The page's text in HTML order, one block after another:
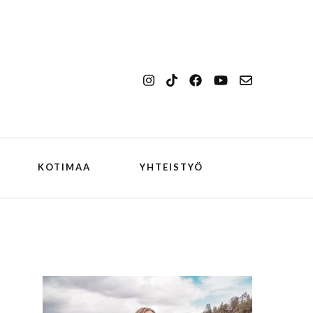
Kangerlussuaq
KOTIMAA
koiran kanssa
YHTEISTYÖ